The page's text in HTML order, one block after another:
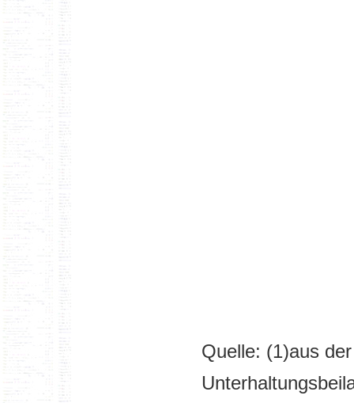
Quelle: (1)aus